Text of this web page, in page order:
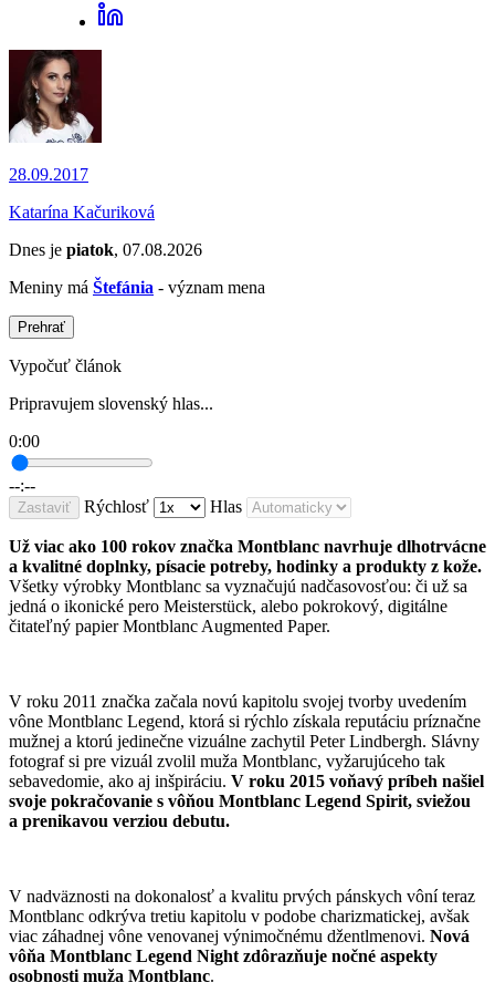
28.09.2017
Katarína Kačuriková
Dnes je piatok, 07.08.2026
Meniny má Štefánia - význam mena
Prehrať
Vypočuť článok
Pripravujem slovenský hlas...
0:00
--:--
Zastaviť Rýchlosť Hlas
Už viac ako 100 rokov značka Montblanc navrhuje dlhotrvácne
a kvalitné doplnky, písacie potreby, hodinky a produkty z kože.
Všetky výrobky Montblanc sa vyznačujú nadčasovosťou: či už sa
jedná o ikonické pero Meisterstück, alebo pokrokový, digitálne
čitateľný papier Montblanc Augmented Paper.
V roku 2011 značka začala novú kapitolu svojej tvorby uvedením
vône Montblanc Legend, ktorá si rýchlo získala reputáciu príznačne
mužnej a ktorú jedinečne vizuálne zachytil Peter Lindbergh. Slávny
fotograf si pre vizuál zvolil muža Montblanc, vyžarujúceho tak
sebavedomie, ako aj inšpiráciu. V roku 2015 voňavý príbeh našiel
svoje pokračovanie s vôňou Montblanc Legend Spirit, sviežou
a prenikavou verziou debutu.
V nadväznosti na dokonalosť a kvalitu prvých pánskych vôní teraz
Montblanc odkrýva tretiu kapitolu v podobe charizmatickej, avšak
viac záhadnej vône venovanej výnimočnému džentlmenovi. Nová
vôňa Montblanc Legend Night zdôrazňuje nočné aspekty
osobnosti muža Montblanc.